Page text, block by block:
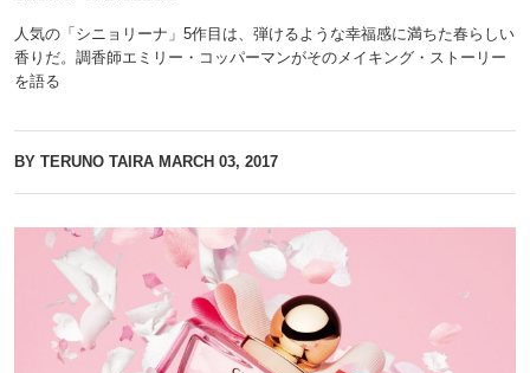
人気の「シニョリーナ」5作目は、弾けるような幸福感に満ちた春らしい
香りだ。調香師エミリー・コッパーマンがそのメイキング・ストーリー
を語る
BY TERUNO TAIRA MARCH 03, 2017